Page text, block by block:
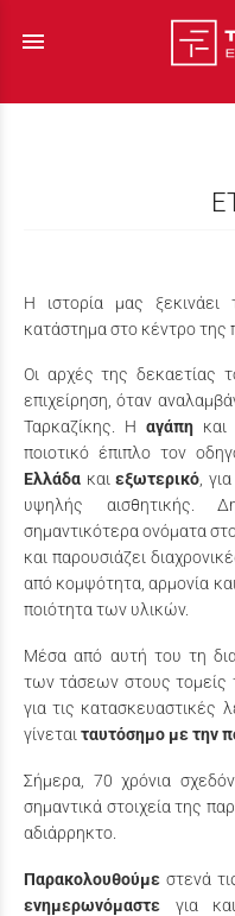
menu
Η ιστορία μας ξεκινάει
κατάστημα στο κέντρο της
Οι αρχές της δεκαετίας
επιχείρηση, όταν
Ταρκαζίκης. Η αγάπηκαι
ποιοτικό έπιπλο τον
Ελλάδα καιεξωτερικό,
υψηλής αισθητικής.
σημαντικότερα ονόματα
και παρουσιάζει
από κομψότητα, αρμονία
ποιότητα των υλικών.
Μέσα από αυτή του τη
των τάσεων στους τομείς
για τις κατασκευαστικές
γίνεται ταυτόσημο με την
Σήμερα, 70 χρόνια
σημαντικά στοιχεία της
αδιάρρηκτο.
Παρακολουθούμε στενά
ενημερωνόμαστε για